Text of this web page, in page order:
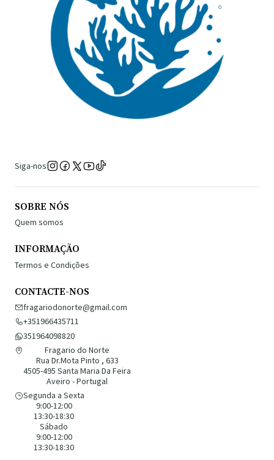
Siga-nos
SOBRE NÓS
Quem somos
INFORMAÇÃO
Termos e Condições
CONTACTE-NOS
fragariodonorte@gmail.com
+351966435711
351964098820
Fragario do Norte
Rua Dr.Mota Pinto , 633
4505-495 Santa Maria Da Feira
Aveiro - Portugal
Segunda a Sexta
9:00-12:00
13:30-18:30
Sábado
9:00-12:00
13:30-18:30